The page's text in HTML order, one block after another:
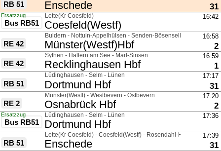
RB 51 nach
Enschede 31
Bus RB51
Ersatzzug
nach
Coesfeld(Westf)
16:42
über
Lette(Kr Coesfeld)
RE 42 nach
Münster(Westf)Hbf
16:58
2
über
Buldern - Nottuln-Appelhülsen - Senden-Bösensell
RE 42 nach
Recklinghausen Hbf
16:59
1
über
Sythen - Haltern am See - Marl-Sinsen
RB 51 nach
Dortmund Hbf
17:17
31
über
Lüdinghausen - Selm - Lünen
RE 2 nach
Osnabrück Hbf
17:20
2
über
Münster(Westf) - Westbevern - Ostbevern
Bus RB51
Ersatzzug
nach
Dortmund Hbf
17:36
über
Lüdinghausen - Selm - Lünen
RB 51 nach
Enschede
17:39
31
über
Lette(Kr Coesfeld) - Coesfeld(Westf) - Rosendahl-Holtwick